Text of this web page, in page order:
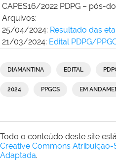
CAPES16/2022 PDPG – pós-
Arquivos:
25/04/2024: Resultado das
21/03/2024: Edital PDPG/
DIAMANTINA EDITAL
2024 PPGCS EM
Todo o conteúdo deste site
Creative Commons Atribuição-
Adaptada.